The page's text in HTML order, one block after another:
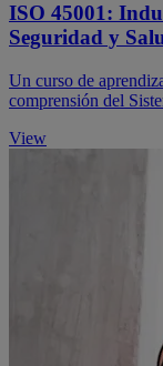
ISO 45001:
Seguridad y
Un curso de
comprensión del
View